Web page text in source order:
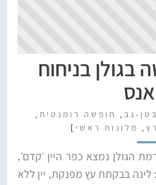
בניחוח
בטן-גב , חופשה רומנטית ,
, מלונות ראשי ]
הגולן נמצא כפר היין ׳קדם׳,
לינה בבקתת עץ מפנקת, יין ללא